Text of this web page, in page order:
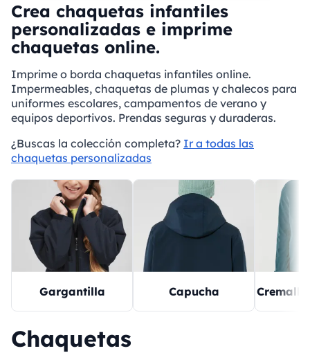
Crea chaquetas infantiles
personalizadas e imprime
chaquetas online.
Imprime o borda chaquetas infantiles online.
Impermeables, chaquetas de plumas y chalecos para
uniformes escolares, campamentos de verano y
equipos deportivos. Prendas seguras y duraderas.
¿Buscas la colección completa? Ir a todas las
chaquetas personalizadas
Gargantilla Capucha
Chaquetas